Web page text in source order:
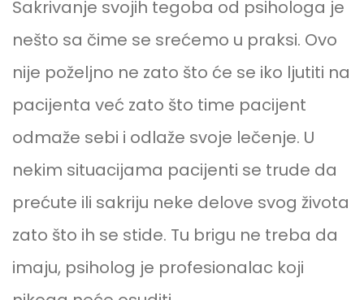
Sakrivanje svojih tegoba od psihologa je
nešto sa čime se srećemo u praksi. Ovo
nije poželjno ne zato što će se iko ljutiti na
pacijenta već zato što time pacijent
odmaže sebi i odlaže svoje lečenje. U
nekim situacijama pacijenti se trude da
prećute ili sakriju neke delove svog života
zato što ih se stide. Tu brigu ne treba da
imaju, psiholog je profesionalac koji